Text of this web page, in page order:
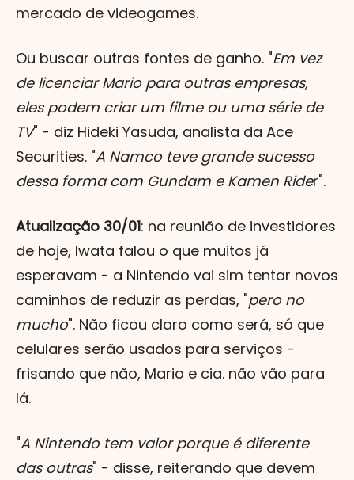
mercado de videogames.
Ou buscar outras fontes de ganho. "Em vez
de licenciar Mario para outras empresas,
eles podem criar um filme ou uma série de
TV" - diz Hideki Yasuda, analista da Ace
Securities. "A Namco teve grande sucesso
dessa forma com Gundam e Kamen Rider".
Atualização 30/01: na reunião de investidores
de hoje, Iwata falou o que muitos já
esperavam - a Nintendo vai sim tentar novos
caminhos de reduzir as perdas, "pero no
mucho". Não ficou claro como será, só que
celulares serão usados para serviços -
frisando que não, Mario e cia. não vão para
lá.
"A Nintendo tem valor porque é diferente
das outras" - disse, reiterando que devem